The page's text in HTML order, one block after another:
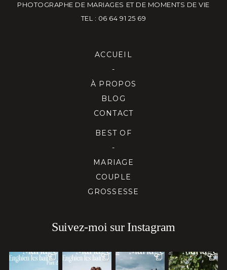
PHOTOGRAPHE DE MARIAGES ET DE MOMENTS DE VIE
TEL : 06 64 91 25 69
ACCUEIL
-
À PROPOS
BLOG
CONTACT
BEST OF
-
MARIAGE
COUPLE
GROSSESSE
Suivez-moi sur Instagram